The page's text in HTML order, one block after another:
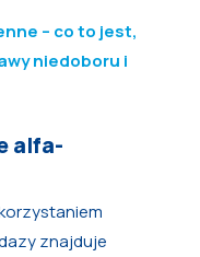
– co to jest,
niedoboru i
alfa-
znajduje